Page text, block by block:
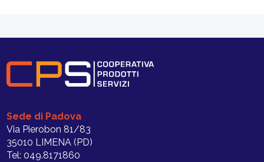
Sede di Padova
Via Pierobon 81/83
35010 LIMENA (PD)
Tel: 049.8171860